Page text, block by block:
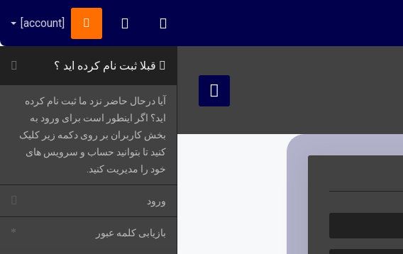
Persianمشاهده کارت خرید
[account]
Toggle Sidebar
قبلا ثبت نام کرده اید ؟
آیا درحال حاضر نزد ما ثبت نام کرده
اید؟ اگر اینطور است برای ورود به
بخش کاربران بر روی دکمه زیر کلیک
کنید تا بتوانید حساب و سرویس های
خود را مدیریت کنید.
ورود
بازیابی کلمه عبور